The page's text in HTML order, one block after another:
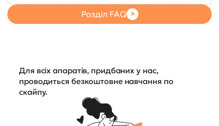
Розділ FAQ
Для всіх апаратів, придбаних у нас,
проводиться безкоштовне навчання по
скайпу.